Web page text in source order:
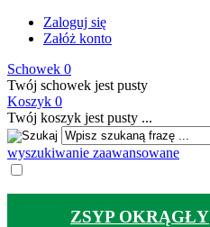
Zaloguj się
Załóż konto
Schowek 0
Twój schowek jest pusty
Koszyk 0
Twój koszyk jest pusty ...
wyszukiwanie zaawansowane
ZSYP OKRĄGŁY